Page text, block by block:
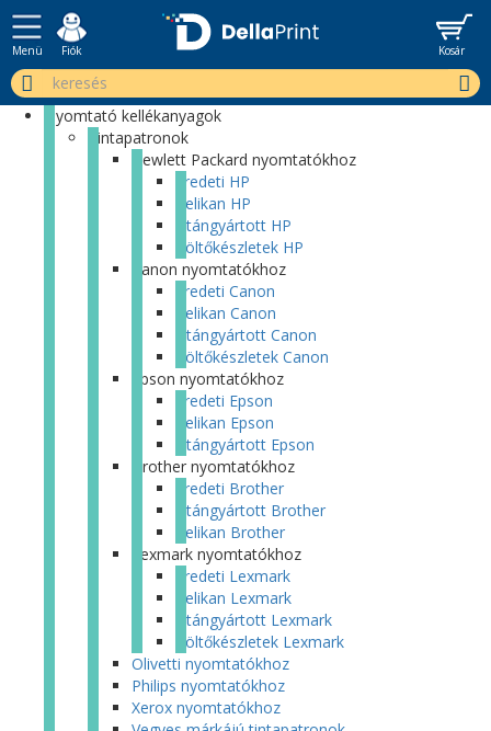
Menü Fiók Kosár
Nyomtató kellékanyagok
Tintapatronok
Hewlett Packard nyomtatókhoz
Eredeti HP
Pelikan HP
Utángyártott HP
Töltőkészletek HP
Canon nyomtatókhoz
Eredeti Canon
Pelikan Canon
Utángyártott Canon
Töltőkészletek Canon
Epson nyomtatókhoz
Eredeti Epson
Pelikan Epson
Utángyártott Epson
Brother nyomtatókhoz
Eredeti Brother
Utángyártott Brother
Pelikan Brother
Lexmark nyomtatókhoz
Eredeti Lexmark
Pelikan Lexmark
Utángyártott Lexmark
Töltőkészletek Lexmark
Olivetti nyomtatókhoz
Philips nyomtatókhoz
Xerox nyomtatókhoz